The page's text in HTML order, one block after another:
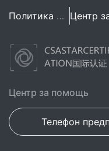
Политика конфиденциальности
Центр за помощь
Телефон